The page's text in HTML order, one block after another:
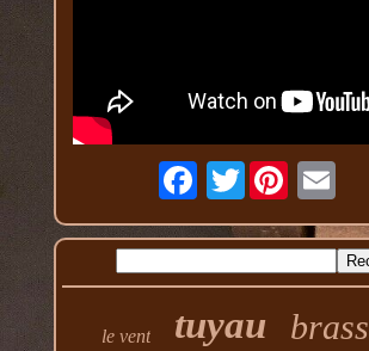
Twitter
le vent tuyau brass